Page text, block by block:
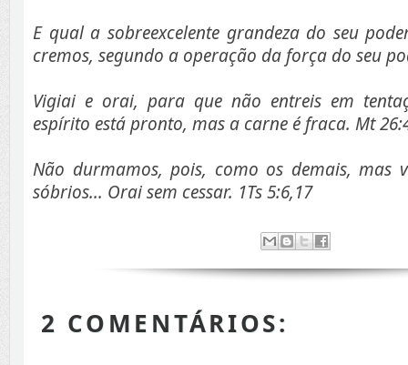
E qual a sobreexcelente grandeza do seu
cremos, segundo a operação da força do seu
Vigiai e orai, para que não entreis em
espírito está pronto, mas a carne é fraca. Mt
Não durmamos, pois, como os demais, mas
sóbrios... Orai sem cessar. 1Ts 5:6,17
2 COMENTÁRIOS: